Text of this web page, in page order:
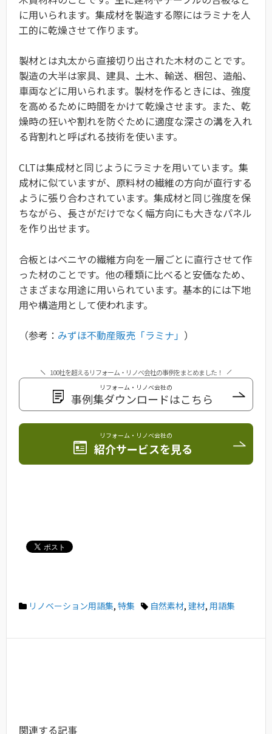
に用いられます。集成材を製造する際にはラミナを人
工的に乾燥させて作ります。
製材とは丸太から直接切り出された木材のことです。
製造の大半は家具、建具、土木、輸送、梱包、造船、
車両などに用いられます。製材を作るときには、強度
を高めるために時間をかけて乾燥させます。また、乾
燥時の狂いや割れを防ぐために適度な深さの溝を入れ
る背割れと呼ばれる技術を使います。
CLTは集成材と同じようにラミナを用いています。集
成材に似ていますが、原料材の繊維の方向が直行する
ように張り合わされています。集成材と同じ強度を保
ちながら、長さがだけでなく幅方向にも大きなパネル
を作り出せます。
合板とはベニヤの繊維方向を一層ごとに直行させて作
った材のことです。他の種類に比べると安価なため、
さまざまな用途に用いられています。基本的には下地
用や構造用として使われます。
（参考： みずほ不動産販売「ラミナ」 ）
100社を超えるリフォーム・リノベ会社の事例をまとめました！
リフォーム・リノベ会社の
事例集ダウンロードはこちら
リフォーム・リノベ会社の
紹介サービスを見る
リノベーション用語集, 特集 自然素材, 建材, 用語集
関連する記事